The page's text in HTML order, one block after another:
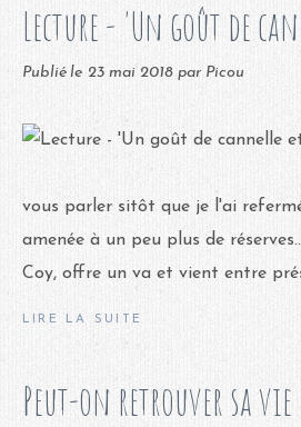
Lecture - 'Un goût de
Publié le 23 mai 2018 par Picou
vous parler sitôt que je l'ai
amenée à un peu plus de
Coy, offre un va et vient entre
LIRE LA SUITE
Peut-on retrouver sa